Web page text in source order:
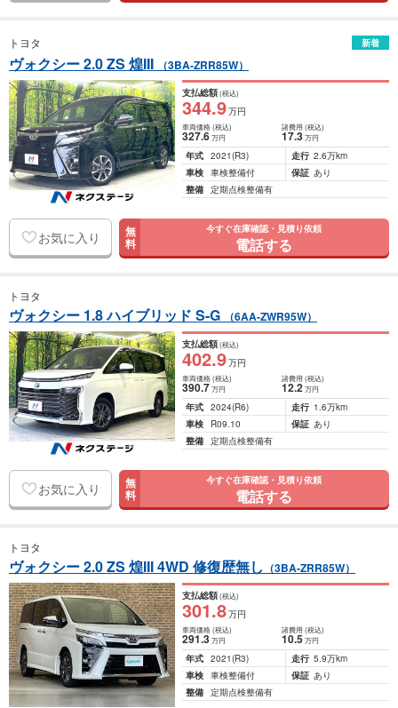
トヨタ 新着
ヴォクシー 2.0 ZS 煌III （3BA-ZRR85W）
支払総額(税込)
344.9万円
車両価格(税込)
327.6万円
諸費用 (税込)
17.3 万円
年式 2021(R3) 走行 2.6万km
車検 車検整備付 保証 あり
整備 定期点検整備有
お気に入り 無
料
今すぐ在庫確認・見積り依頼
電話する
トヨタ
ヴォクシー 1.8 ハイブリッド S-G （6AA-ZWR95W）
支払総額(税込)
402.9万円
車両価格(税込)
390.7万円
諸費用 (税込)
12.2 万円
年式 2024(R6) 走行 1.6万km
車検
R09.10 保証 あり
整備 定期点検整備有
お気に入り 無
料
今すぐ在庫確認・見積り依頼
電話する
トヨタ
ヴォクシー 2.0 ZS 煌III 4WD 修復歴無し （3BA-ZRR85W）
支払総額(税込)
301.8万円
車両価格(税込)
291.3万円
諸費用 (税込)
10.5 万円
年式 2021(R3) 走行 5.9万km
車検 車検整備付 保証 あり
整備 定期点検整備有